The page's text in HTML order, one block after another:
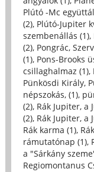
Plútó -Mc
(2), Plútó-Jupiter
szembenállás (1),
(2), Pongrác,
(1), Pons-Brooks
csillaghalmaz (1),
Pünkösdi Király,
népszokás, (1),
(2), Rák Jupiter, a
(2), Rák Jupiter, a
Rák karma (1),
rámutatónap (1),
a "Sárkány
Regiomontanus